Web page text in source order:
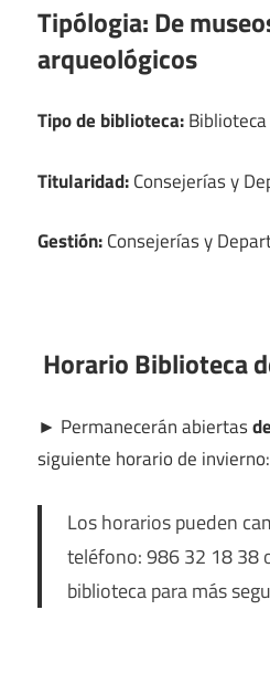
Tipólogia:De
arqueológicos
Tipo de biblioteca:
Titularidad:Consejerías y
Gestión:Consejerías y
Horario Biblioteca
► Permanecerán abiertas
siguiente horario de invierno:
Los horarios pueden
teléfono: 986 32 18 38
biblioteca para más